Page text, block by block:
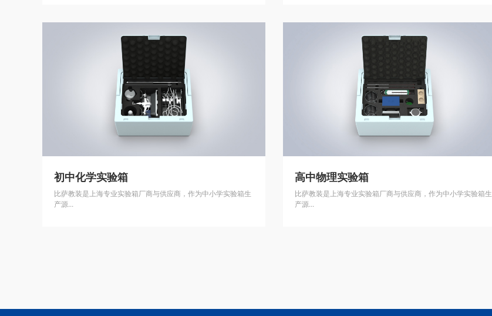
初中化学实验箱
比萨教装是上海专业实验箱厂商与供应商，作为中小学实验箱生
产源...
高中物理实验箱
比萨教装是上海专业实验箱厂商与供应商，作为中小学实验箱生
产源...